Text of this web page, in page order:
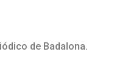
de Badalona.